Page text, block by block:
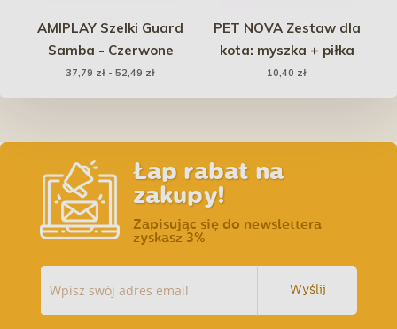
AMIPLAY Szelki Guard
Samba - Czerwone
37,79 zł - 52,49 zł
PET NOVA Zestaw dla
kota: myszka + piłka
10,40 zł
Łap rabat na
zakupy!
Zapisując się do newslettera
zyskasz 3%
Wyślij